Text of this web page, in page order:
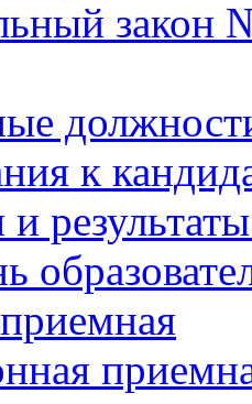
закон
к
и